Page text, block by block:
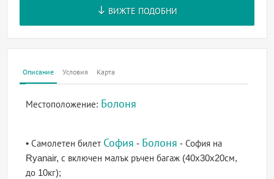
ВИЖТЕ ПОДОБНИ
Описание Условия Карта
Местоположение: Болоня
• Самолетен билет София - Болоня - София на
Ryanair, с включен малък ръчен багаж (40x30x20см,
до 10кг);